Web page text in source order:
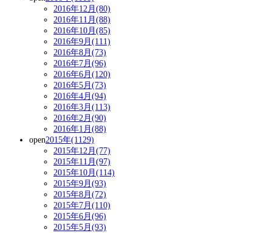
2016年12月(80)
2016年11月(88)
2016年10月(85)
2016年9月(111)
2016年8月(73)
2016年7月(96)
2016年6月(120)
2016年5月(73)
2016年4月(94)
2016年3月(113)
2016年2月(90)
2016年1月(88)
open2015年(1129)
2015年12月(77)
2015年11月(97)
2015年10月(114)
2015年9月(93)
2015年8月(72)
2015年7月(110)
2015年6月(96)
2015年5月(93)